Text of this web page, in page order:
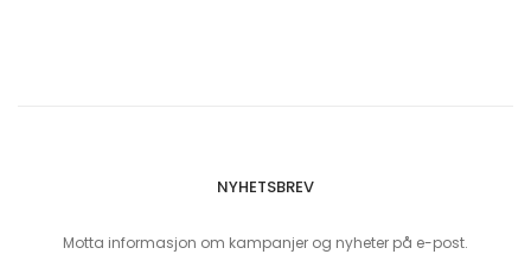
NYHETSBREV
Motta informasjon om kampanjer og nyheter på e-post.